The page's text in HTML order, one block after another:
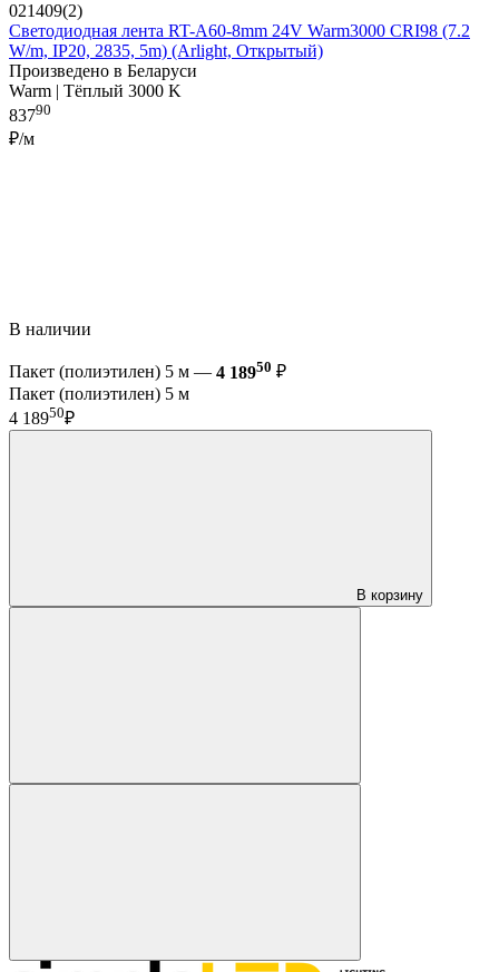
021409(2)
Светодиодная лента RT-A60-8mm 24V Warm3000 CRI98 (7.2
W/m, IP20, 2835, 5m) (Arlight, Открытый)
Произведено в Беларуси
Warm | Тёплый 3000 K
83790
₽/м
В наличии
Пакет (полиэтилен) 5 м — 4 18950 ₽
Пакет (полиэтилен) 5 м
4 18950₽
В корзину